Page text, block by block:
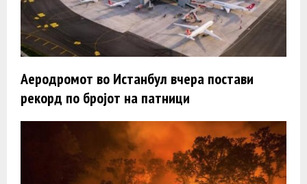
Аеродромот во Истанбул вчера постави
рекорд по бројот на патници